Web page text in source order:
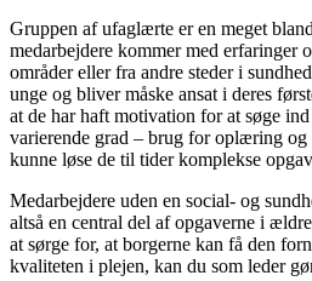
Gruppen af ufaglærte er en meget
medarbejdere kommer med erfaringer
områder eller fra andre steder i
unge og bliver måske ansat i deres
at de har haft motivation for at søge
varierende grad – brug for oplæring
kunne løse de til tider komplekse
Medarbejdere uden en social- og
altså en central del af opgaverne i
at sørge for, at borgerne kan få den
kvaliteten i plejen, kan du som leder